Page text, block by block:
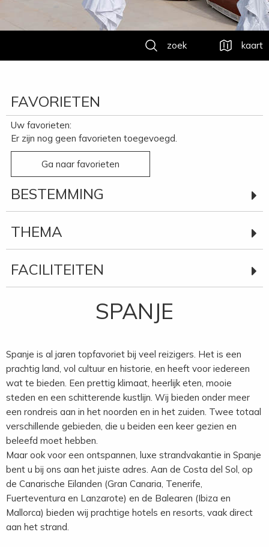
zoek kaart
FAVORIETEN
Uw favorieten:
Er zijn nog geen favorieten toegevoegd.
Ga naar favorieten
BESTEMMING
THEMA
FACILITEITEN
SPANJE
Spanje is al jaren topfavoriet bij veel reizigers. Het is een
prachtig land, vol cultuur en historie, en heeft voor iedereen
wat te bieden. Een prettig klimaat, heerlijk eten, mooie
steden en een schitterende kustlijn. Wij bieden onder meer
een rondreis aan in het noorden en in het zuiden. Twee totaal
verschillende gebieden, die u beiden een keer gezien en
beleefd moet hebben.
Maar ook voor een ontspannen, luxe strandvakantie in Spanje
bent u bij ons aan het juiste adres. Aan de Costa del Sol, op
de Canarische Eilanden (Gran Canaria, Tenerife,
Fuerteventura en Lanzarote) en de Balearen (Ibiza en
Mallorca) bieden wij prachtige hotels en resorts, vaak direct
aan het strand.